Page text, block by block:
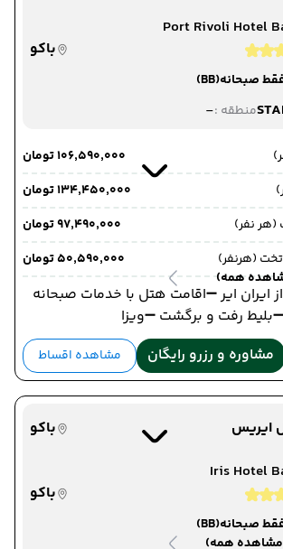
همه)
همه)
Port Rivoli Hotel
باکو
صبحانه(BB)
منطقه :-
۱۰۶٬۵۹۰٬۰۰۰ تومان
۱۳۴٬۴۵۰٬۰۰۰ تومان
نفر)
۹۷٬۴۹۰٬۰۰۰ تومان
(هرنفر)
۵۰٬۵۹۰٬۰۰۰ تومان
ایران ایر ➖اقامت هتل با خدمات صبحانه
رفت و برگشت ➖ویزا
مشاوره و رزرو رایگان
مشاهده اقساط
ایریس
باکو
Iris Hotel
باکو
صبحانه(BB)